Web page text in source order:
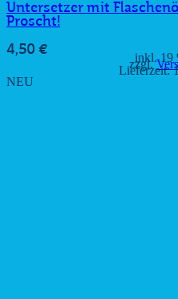
Untersetzer mit
Proscht!
4,50 € inkl. 19
zzgl.
Lieferzeit:
NEU